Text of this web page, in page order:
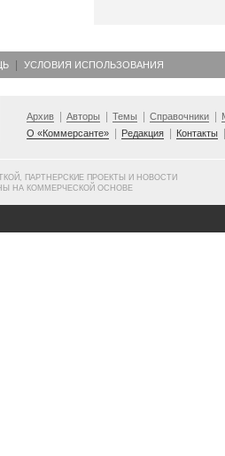
УСЛОВИЯ ИСПОЛЬЗОВАНИЯ
Архив Авторы Темы Справочники
О «Коммерсанте»
Редакция Контакты
ПАРТНЕРСКИЕ ПРОЕКТЫ И НОВОСТИ
НА КОММЕРЧЕСКОЙ ОСНОВЕ